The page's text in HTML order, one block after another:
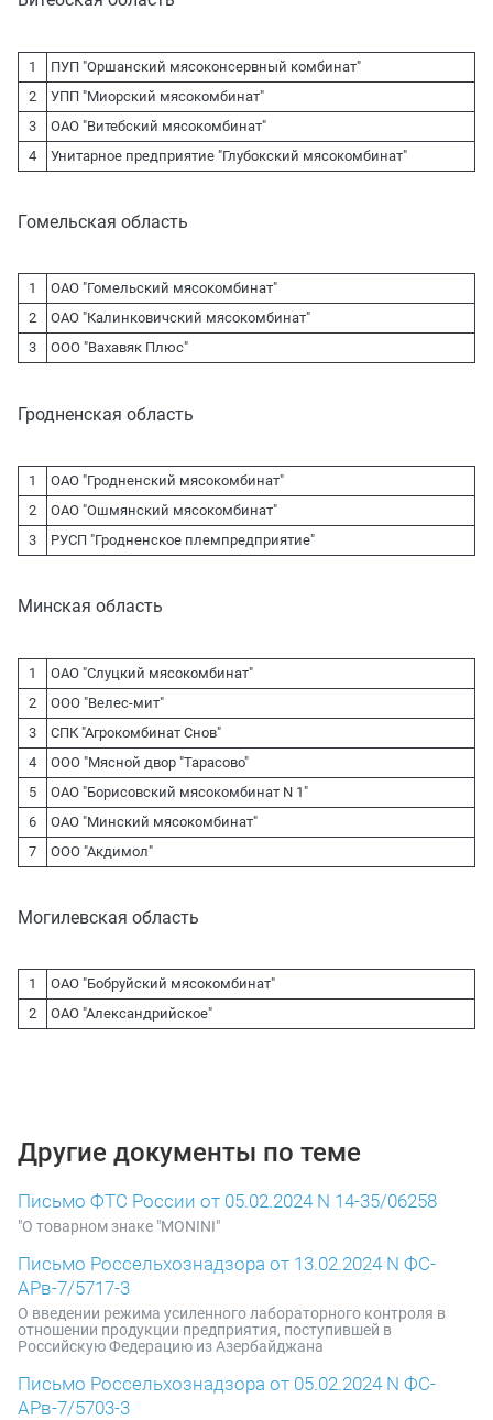
1
ПУП "Оршанский мясоконсервный комбинат"
2
УПП "Миорский мясокомбинат"
3
ОАО "Витебский мясокомбинат"
4
Унитарное предприятие "Глубокский мясокомбинат"
Гомельская область
1
ОАО "Гомельский мясокомбинат"
2
ОАО "Калинковичский мясокомбинат"
3
ООО "Вахавяк Плюс"
Гродненская область
1
ОАО "Гродненский мясокомбинат"
2
ОАО "Ошмянский мясокомбинат"
3
РУСП "Гродненское племпредприятие"
Минская область
1
ОАО "Слуцкий мясокомбинат"
2
ООО "Велес-мит"
3
СПК "Агрокомбинат Снов"
4
ООО "Мясной двор "Тарасово"
5
ОАО "Борисовский мясокомбинат N 1"
6
ОАО "Минский мясокомбинат"
7
ООО "Акдимол"
Могилевская область
1
ОАО "Бобруйский мясокомбинат"
2
ОАО "Александрийское"
Другие документы по теме
Письмо ФТС России от 05.02.2024 N 14-35/06258
"О товарном знаке "MONINI"
Письмо Россельхознадзора от 13.02.2024 N ФС-
АРв-7/5717-3
О введении режима усиленного лабораторного контроля в
отношении продукции предприятия, поступившей в
Российскую Федерацию из Азербайджана
Письмо Россельхознадзора от 05.02.2024 N ФС-
АРв-7/5703-3